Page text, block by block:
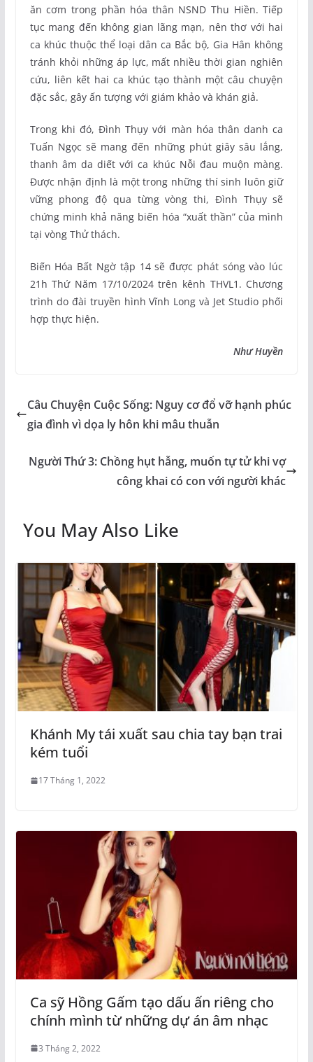
ăn cơm trong phần hóa thân NSND Thu Hiền. Tiếp
tục mang đến không gian lãng mạn, nên thơ với hai
ca khúc thuộc thể loại dân ca Bắc bộ, Gia Hân không
tránh khỏi những áp lực, mất nhiều thời gian nghiên
cứu, liên kết hai ca khúc tạo thành một câu chuyện
đặc sắc, gây ấn tượng với giám khảo và khán giả.
Trong khi đó, Đình Thụy với màn hóa thân danh ca
Tuấn Ngọc sẽ mang đến những phút giây sâu lắng,
thanh âm da diết với ca khúc Nỗi đau muộn màng.
Được nhận định là một trong những thí sinh luôn giữ
vững phong độ qua từng vòng thi, Đình Thụy sẽ
chứng minh khả năng biến hóa “xuất thần” của mình
tại vòng Thử thách.
Biến Hóa Bất Ngờ tập 14 sẽ được phát sóng vào lúc
21h Thứ Năm 17/10/2024 trên kênh THVL1. Chương
trình do đài truyền hình Vĩnh Long và Jet Studio phối
hợp thực hiện.
Như Huyền
Câu Chuyện Cuộc Sống: Nguy cơ đổ vỡ hạnh phúc
gia đình vì dọa ly hôn khi mâu thuẫn
Người Thứ 3: Chồng hụt hẫng, muốn tự tử khi vợ
công khai có con với người khác
You May Also Like
Khánh My tái xuất sau chia tay bạn trai
kém tuổi
17 Tháng 1, 2022
Ca sỹ Hồng Gấm tạo dấu ấn riêng cho
chính mình từ những dự án âm nhạc
3 Tháng 2, 2022